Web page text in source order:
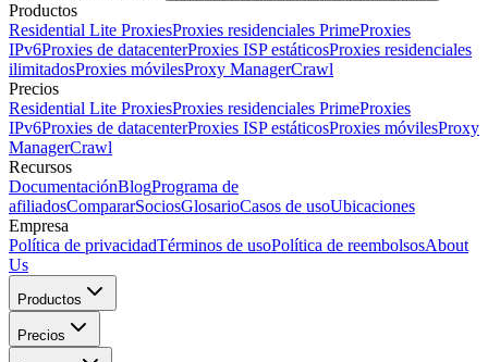
Productos
Residential Lite ProxiesProxies residenciales PrimeProxies
IPv6Proxies de datacenterProxies ISP estáticosProxies residenciales
ilimitadosProxies móvilesProxy ManagerCrawl
Precios
Residential Lite ProxiesProxies residenciales PrimeProxies
IPv6Proxies de datacenterProxies ISP estáticosProxies móvilesProxy
ManagerCrawl
Recursos
DocumentaciónBlogPrograma de
afiliadosCompararSociosGlosarioCasos de usoUbicaciones
Empresa
Política de privacidadTérminos de usoPolítica de reembolsosAbout
Us
Productos
Precios